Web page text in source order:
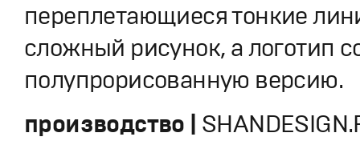
переплетающиеся тонкие
сложный рисунок, а логотип
полупрорисованную версию.
производство |